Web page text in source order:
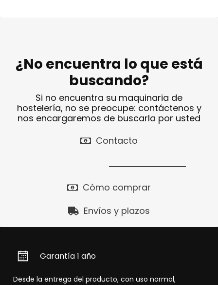
¿No encuentra lo que está
buscando?
Si no encuentra su maquinaria de
hostelería, no se preocupe: contáctenos y
nos encargaremos de buscarla por usted
Contacto
Cómo comprar
Envíos y plazos
Garantía 1 año
Desde la entrega del producto, con uso normal,